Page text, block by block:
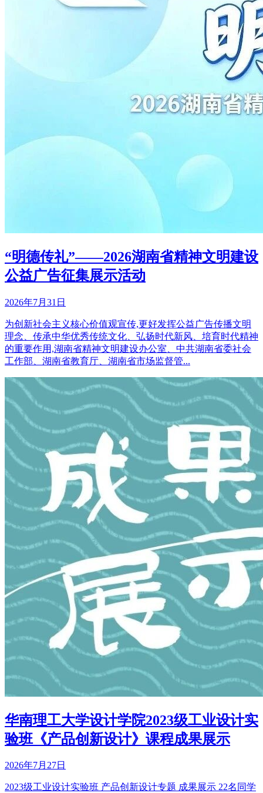
“明德传礼”——2026湖南省精神文明建设
公益广告征集展示活动
2026年7月31日
为创新社会主义核心价值观宣传,更好发挥公益广告传播文明
理念、传承中华优秀传统文化、弘扬时代新风、培育时代精神
的重要作用,湖南省精神文明建设办公室、中共湖南省委社会
工作部、湖南省教育厅、湖南省市场监督管...
华南理工大学设计学院2023级工业设计实
验班《产品创新设计》课程成果展示
2026年7月27日
2023级工业设计实验班 产品创新设计专题 成果展示 22名同学